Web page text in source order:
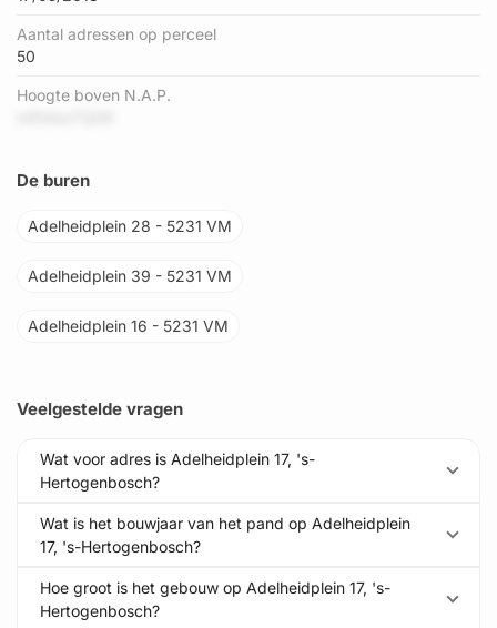
Aantal adressen op perceel
50
Hoogte boven N.A.P.
De buren
Adelheidplein 28 - 5231 VM
Adelheidplein 39 - 5231 VM
Adelheidplein 16 - 5231 VM
Veelgestelde vragen
Wat voor adres is Adelheidplein 17, 's-
Hertogenbosch?
Wat is het bouwjaar van het pand op Adelheidplein
17, 's-Hertogenbosch?
Hoe groot is het gebouw op Adelheidplein 17, 's-
Hertogenbosch?